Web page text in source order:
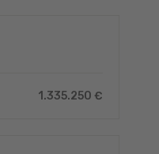
1.335.250 €